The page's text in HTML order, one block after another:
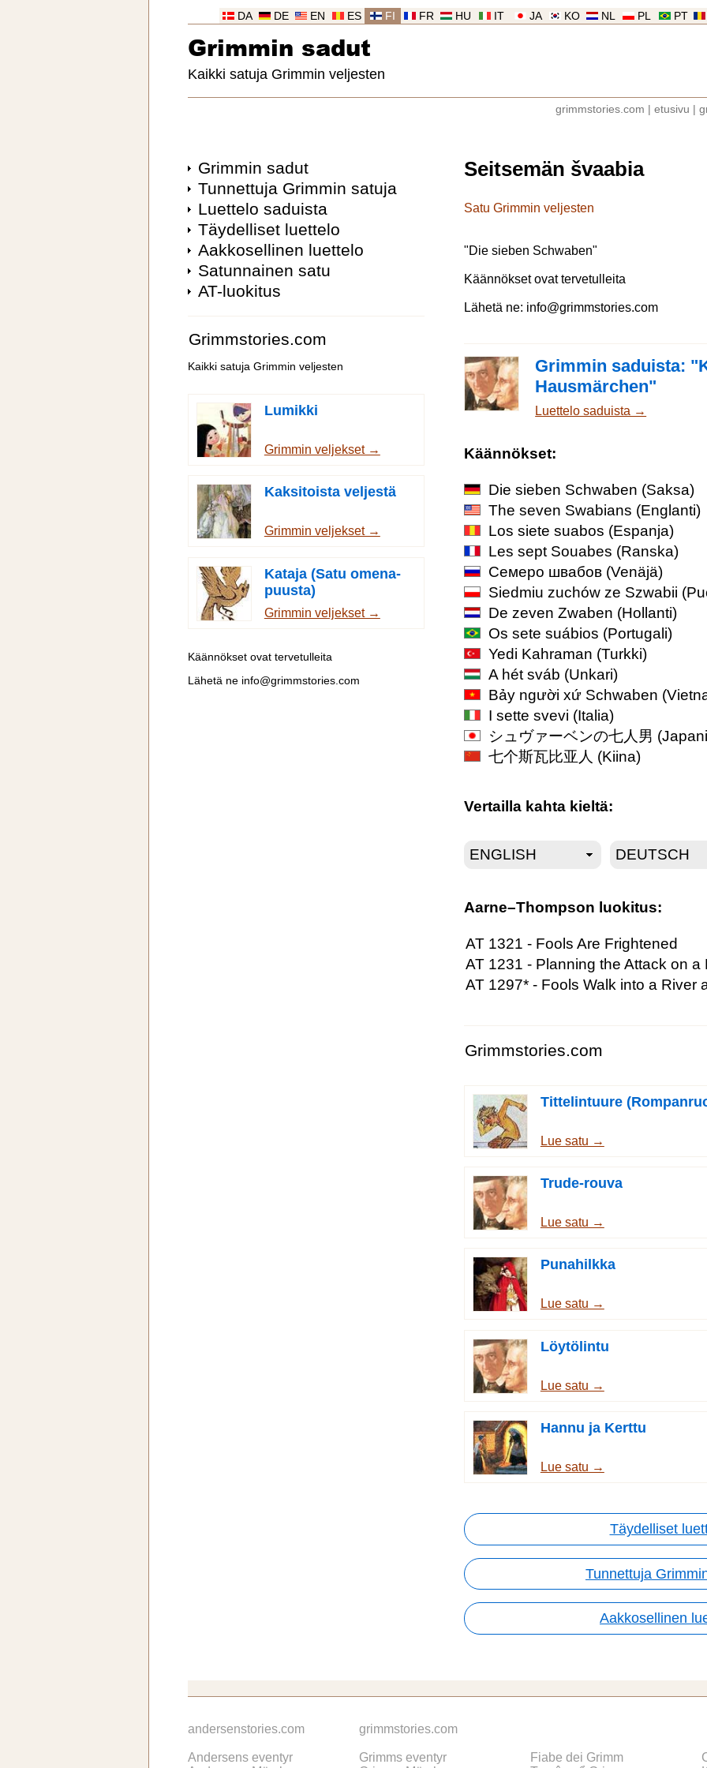
PT
PL
NL
KO
JA
IT
HU
FR
FI
ES
EN
DE
DA
Grimmin sadut
Kaikki satuja Grimmin veljesten
grimmstories.com etusivu
Grimmin sadut
Tunnettuja Grimmin satuja
Luettelo saduista
Täydelliset luettelo
Aakkosellinen luettelo
Satunnainen satu
AT-luokitus
Grimmstories.com
Kaikki satuja Grimmin veljesten
Lumikki
Grimmin veljekset →
Kaksitoista veljestä
Grimmin veljekset →
Kataja (Satu omena-
puusta)
Grimmin veljekset →
Käännökset ovat tervetulleita
Lähetä ne info@grimmstories.com
Seitsemän švaabia
Satu Grimmin veljesten
"Die sieben Schwaben"
Käännökset ovat tervetulleita
Lähetä ne: info@grimmstories.com
Grimmin saduista:
Hausmärchen"
Luettelo saduista →
Käännökset:
Die sieben Schwaben (Saksa)
The seven Swabians (Englanti)
Los siete suabos (Espanja)
Les sept Souabes (Ranska)
Семеро швабов (Venäjä)
Siedmiu zuchów ze Szwabii
De zeven Zwaben (Hollanti)
Os sete suábios (Portugali)
Yedi Kahraman (Turkki)
A hét sváb (Unkari)
Bảy người xứ Schwaben
I sette svevi (Italia)
シュヴァーベンの七人男
七个斯瓦比亚人 (Kiina)
Vertailla kahta kieltä:
Aarne–Thompson luokitus:
AT 1321 - Fools Are Frightened
AT 1231 - Planning the Attack on a
AT 1297* - Fools Walk into a River
Grimmstories.com
Tittelintuure
Lue satu →
Trude-rouva
Lue satu →
Punahilkka
Lue satu →
Löytölintu
Lue satu →
Hannu ja Kerttu
Lue satu →
Täydelliset
Tunnettuja
Aakkosellinen
andersenstories.com
Andersens eventyr
grimmstories.com
Grimms eventyr
Fiabe dei Grimm